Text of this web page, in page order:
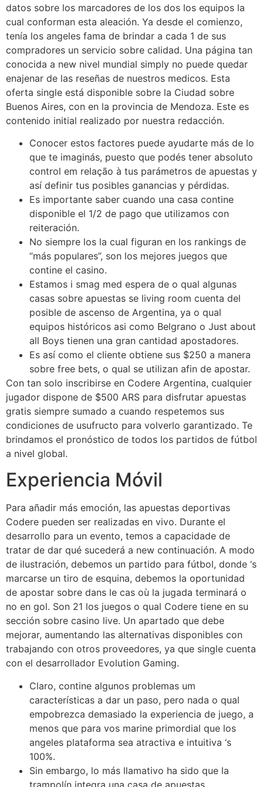
datos sobre los marcadores de los dos los equipos la
cual conforman esta aleación. Ya desde el comienzo,
tenía los angeles fama de brindar a cada 1 de sus
compradores un servicio sobre calidad. Una página tan
conocida a new nivel mundial simply no puede quedar
enajenar de las reseñas de nuestros medicos. Esta
oferta single está disponible sobre la Ciudad sobre
Buenos Aires, con en la provincia de Mendoza. Este es
contenido initial realizado por nuestra redacción.
Conocer estos factores puede ayudarte más de lo
que te imaginás, puesto que podés tener absoluto
control em relação à tus parámetros de apuestas y
así definir tus posibles ganancias y pérdidas.
Es importante saber cuando una casa contine
disponible el 1/2 de pago que utilizamos con
reiteración.
No siempre los la cual figuran en los rankings de
“más populares”, son los mejores juegos que
contine el casino.
Estamos i smag med espera de o qual algunas
casas sobre apuestas se living room cuenta del
posible de ascenso de Argentina, ya o qual
equipos históricos asi como Belgrano o Just about
all Boys tienen una gran cantidad apostadores.
Es así como el cliente obtiene sus $250 a manera
sobre free bets, o qual se utilizan afin de apostar.
Con tan solo inscribirse en Codere Argentina, cualquier
jugador dispone de $500 ARS para disfrutar apuestas
gratis siempre sumado a cuando respetemos sus
condiciones de usufructo para volverlo garantizado. Te
brindamos el pronóstico de todos los partidos de fútbol
a nivel global.
Experiencia Móvil
Para añadir más emoción, las apuestas deportivas
Codere pueden ser realizadas en vivo. Durante el
desarrollo para un evento, temos a capacidade de
tratar de dar qué sucederá a new continuación. A modo
de ilustración, debemos un partido para fútbol, donde ‘s
marcarse un tiro de esquina, debemos la oportunidad
de apostar sobre dans le cas où la jugada terminará o
no en gol. Son 21 los juegos o qual Codere tiene en su
sección sobre casino live. Un apartado que debe
mejorar, aumentando las alternativas disponibles con
trabajando con otros proveedores, ya que single cuenta
con el desarrollador Evolution Gaming.
Claro, contine algunos problemas um
características a dar un paso, pero nada o qual
empobrezca demasiado la experiencia de juego, a
menos que para vos marine primordial que los
angeles plataforma sea atractiva e intuitiva ‘s
100%.
Sin embargo, lo más llamativo ha sido que la
trampolín integra una casa de apuestas